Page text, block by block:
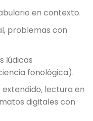
en contexto.
problemas con
lúdicas
fonológica).
extendido, lectura en
digitales con